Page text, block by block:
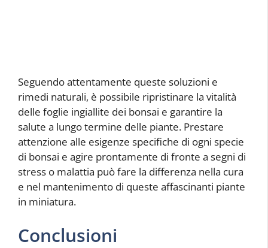
Seguendo attentamente queste soluzioni e
rimedi naturali, è possibile ripristinare la vitalità
delle foglie ingiallite dei bonsai e garantire la
salute a lungo termine delle piante. Prestare
attenzione alle esigenze specifiche di ogni specie
di bonsai e agire prontamente di fronte a segni di
stress o malattia può fare la differenza nella cura
e nel mantenimento di queste affascinanti piante
in miniatura.
Conclusioni